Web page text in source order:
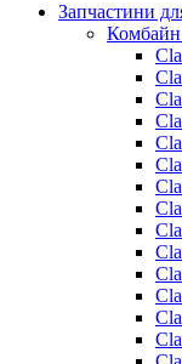
Запчастини
Комбайн